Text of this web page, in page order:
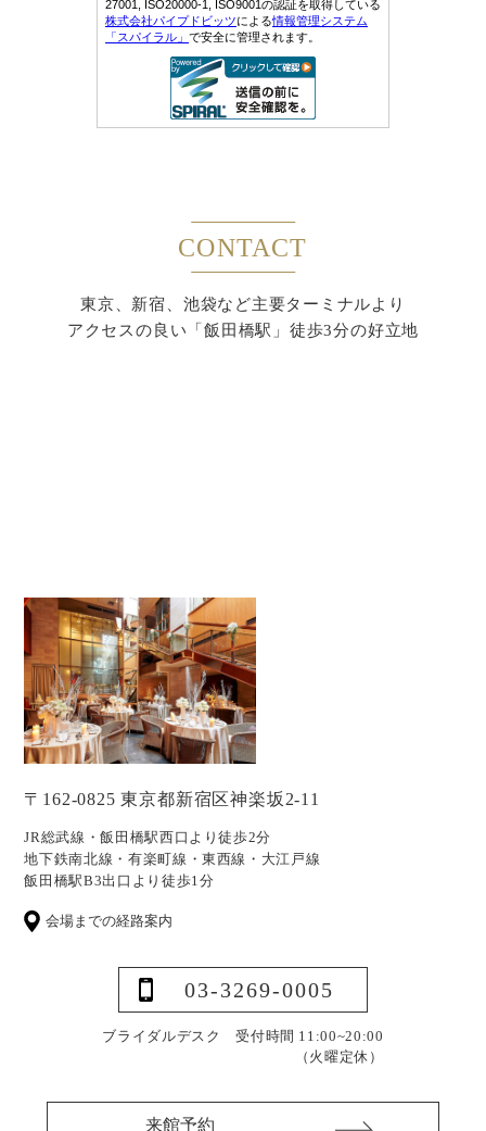
CONTACT
東京、新宿、池袋など主要ターミナルより
アクセスの良い「飯田橋駅」徒歩3分の好立地
〒162-0825 東京都新宿区神楽坂2-11
JR総武線・飯田橋駅西口より徒歩2分
地下鉄南北線・有楽町線・東西線・大江戸線
飯田橋駅B3出口より徒歩1分
会場までの経路案内
03-3269-0005
ブライダルデスク 受付時間 11:00~20:00
（火曜定休）
来館予約